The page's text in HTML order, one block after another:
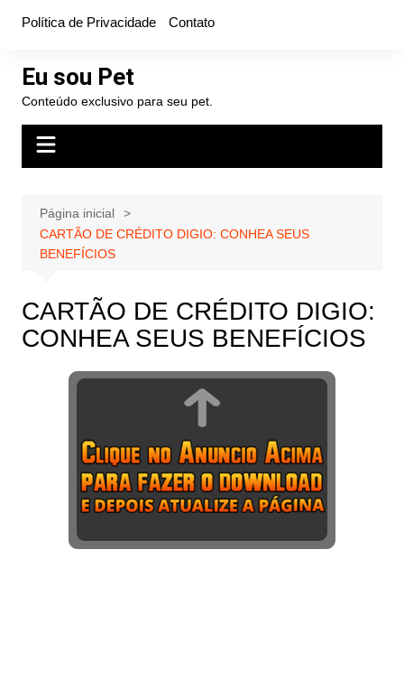
conteúdo
Política de Privacidade Contato
Eu sou Pet
Conteúdo exclusivo para seu pet.
Página inicial
CARTÃO DE CRÉDITO DIGIO: CONHEA SEUS
BENEFÍCIOS
CARTÃO DE CRÉDITO DIGIO:
CONHEA SEUS BENEFÍCIOS